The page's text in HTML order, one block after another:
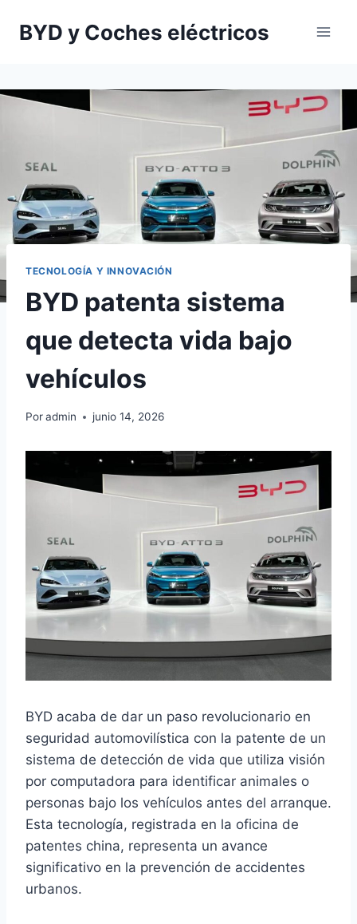
BYD y Coches eléctricos
TECNOLOGÍA Y INNOVACIÓN
BYD patenta sistema
que detecta vida bajo
vehículos
Poradmin junio 14, 2026
BYD acaba de dar un paso revolucionario en
seguridad automovilística con la patente de un
sistema de detección de vida que utiliza visión
por computadora para identificar animales o
personas bajo los vehículos antes del arranque.
Esta tecnología, registrada en la oficina de
patentes china, representa un avance
significativo en la prevención de accidentes
urbanos.